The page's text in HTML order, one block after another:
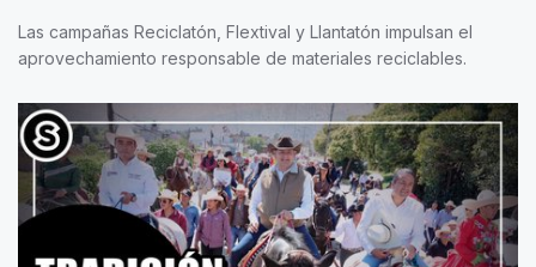
Las campañas Reciclatón, Flextival y Llantatón impulsan el
aprovechamiento responsable de materiales reciclables.